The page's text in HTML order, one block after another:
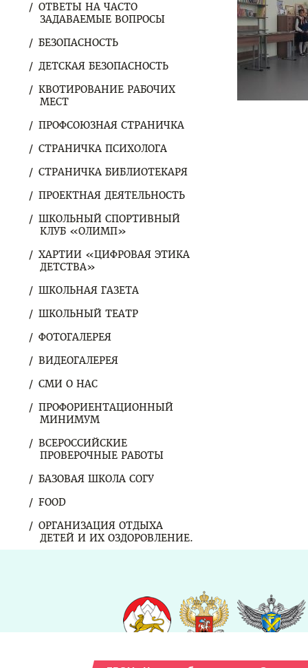
ОТВЕТЫ НА ЧАСТО
ЗАДАВАЕМЫЕ ВОПРОСЫ
БЕЗОПАСНОСТЬ
ДЕТСКАЯ БЕЗОПАСНОСТЬ
КВОТИРОВАНИЕ РАБОЧИХ
МЕСТ
ПРОФСОЮЗНАЯ СТРАНИЧКА
СТРАНИЧКА ПСИХОЛОГА
СТРАНИЧКА БИБЛИОТЕКАРЯ
ПРОЕКТНАЯ ДЕЯТЕЛЬНОСТЬ
ШКОЛЬНЫЙ СПОРТИВНЫЙ
КЛУБ «ОЛИМП»
ХАРТИИ «ЦИФРОВАЯ ЭТИКА
ДЕТСТВА»
ШКОЛЬНАЯ ГАЗЕТА
ШКОЛЬНЫЙ ТЕАТР
ФОТОГАЛЕРЕЯ
ВИДЕОГАЛЕРЕЯ
СМИ О НАС
ПРОФОРИЕНТАЦИОННЫЙ
МИНИМУМ
ВСЕРОССИЙСКИЕ
ПРОВЕРОЧНЫЕ РАБОТЫ
БАЗОВАЯ ШКОЛА СОГУ
FOOD
ОРГАНИЗАЦИЯ ОТДЫХА
ДЕТЕЙ И ИХ ОЗДОРОВЛЕНИЕ.